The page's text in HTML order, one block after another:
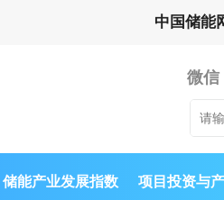
中国储能
微信
储能产业发展指数 项目投资与